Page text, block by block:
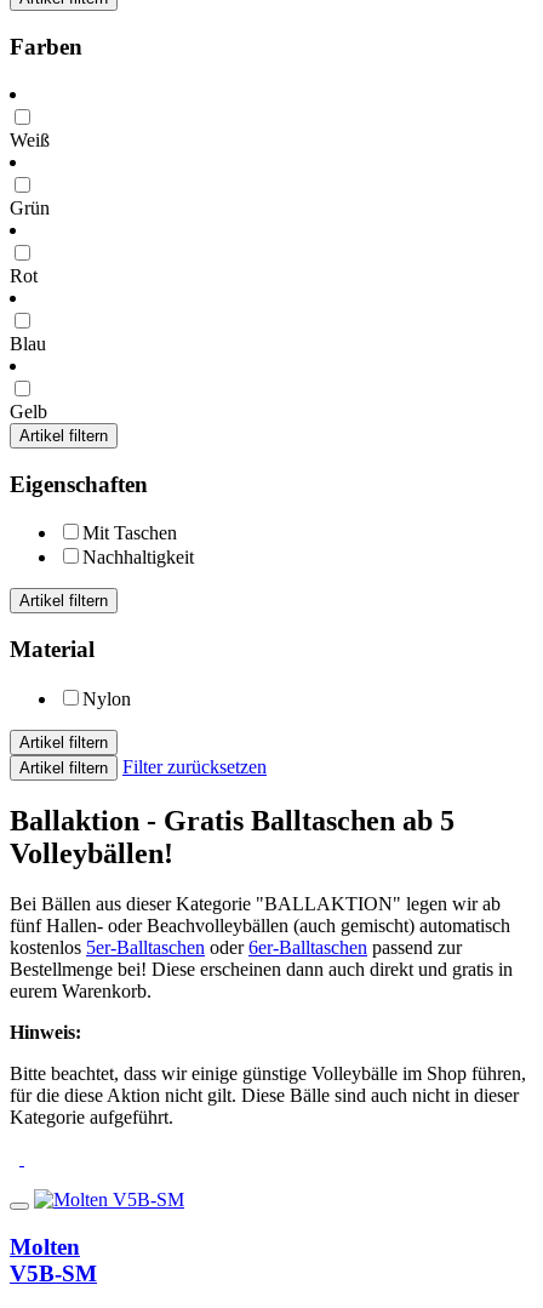
Farben
Weiß
Grün
Rot
Blau
Gelb
Artikel filtern
Eigenschaften
Mit Taschen
Nachhaltigkeit
Artikel filtern
Material
Nylon
Artikel filtern
Artikel filtern
Filter zurücksetzen
Ballaktion - Gratis Balltaschen ab 5
Volleybällen!
Bei Bällen aus dieser Kategorie "BALLAKTION" legen wir ab
fünf Hallen- oder Beachvolleybällen (auch gemischt) automatisch
kostenlos 5er-Balltaschen oder6er-Balltaschen passend zur
Bestellmenge bei! Diese erscheinen dann auch direkt und gratis in
eurem Warenkorb.
Hinweis:
Bitte beachtet, dass wir einige günstige Volleybälle im Shop führen,
für die diese Aktion nicht gilt. Diese Bälle sind auch nicht in dieser
Kategorie aufgeführt.
Molten
V5B-SM